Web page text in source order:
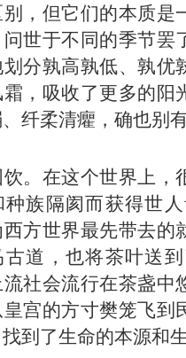
，但它们的本质是
问世于不同的季节罢
分孰高孰低、孰优
，吸收了更多的阳
纤柔清癯，确也别
。在这个世界上，
种族隔阂而获得世
西方世界最先带去的
古道，也将茶叶送
社会流行在茶盏中
宫的方寸樊笼飞到
到了生命的本源和